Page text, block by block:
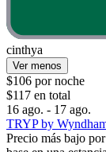
cinthya
Ver menos
$106 por noche
$117 en total
16 ago. - 17 ago.
TRYP by
Precio más bajo